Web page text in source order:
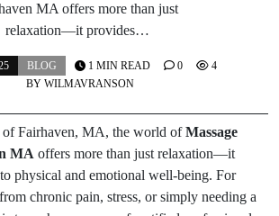
MA offers more than just
relaxation—it provides…
BLOG
BY WILMAVRANSON
1 MIN READ 0 4
of Fairhaven, MA, the world ofMassage
MA offers more than just relaxation—it
physical and emotional well-being. For
chronic pain, stress, or simply needing a